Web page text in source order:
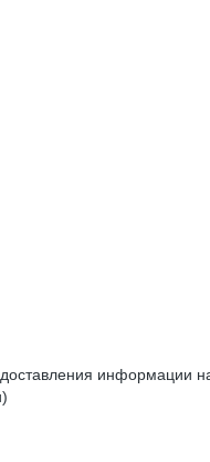
информации